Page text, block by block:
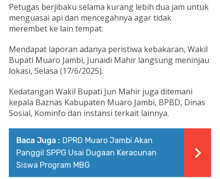
Petugas berjibaku selama kurang lebih dua jam untuk
menguasai api dan mencegahnya agar tidak
merembet ke lain tempat.
Mendapat laporan adanya peristiwa kebakaran, Wakil
Bupati Muaro Jambi, Junaidi Mahir langsung meninjau
lokasi, Selasa (17/6/2025).
Kedatangan Wakil Bupati Jun Mahir juga ditemani
kepala Baznas Kabupaten Muaro Jambi, BPBD, Dinas
Sosial, Kominfo dan instansi terkait lainnya.
Baca Juga : DPRD Muaro Jambi Akan
Panggil SPPG Usai Dugaan Keracunan
Siswa Program MBG